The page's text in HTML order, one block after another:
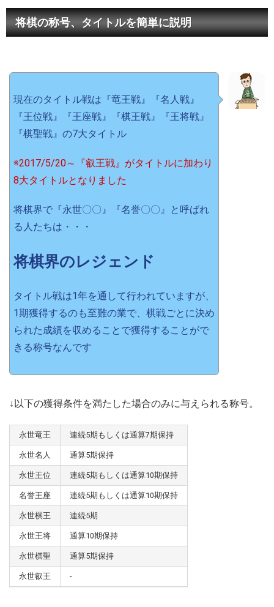
将棋の称号、タイトルを簡単に説明
現在のタイトル戦は『竜王戦』『名人戦』
『王位戦』『王座戦』『棋王戦』『王将戦』
『棋聖戦』の7大タイトル
※2017/5/20～『叡王戦』がタイトルに加わり
8大タイトルとなりました
将棋界で『永世〇〇』『名誉〇〇』と呼ばれ
る人たちは・・・
将棋界のレジェンド
タイトル戦は1年を通して行われていますが、
1期獲得するのも至難の業で、棋戦ごとに決め
られた成績を収めることで獲得することがで
きる称号なんです
↓以下の獲得条件を満たした場合のみに与えられる称号。
永世竜王 連続5期もしくは通算7期保持
永世名人 通算5期保持
永世王位 連続5期もしくは通算10期保持
名誉王座 連続5期もしくは通算10期保持
永世棋王 連続5期
永世王将 通算10期保持
永世棋聖 通算5期保持
永世叡王 -